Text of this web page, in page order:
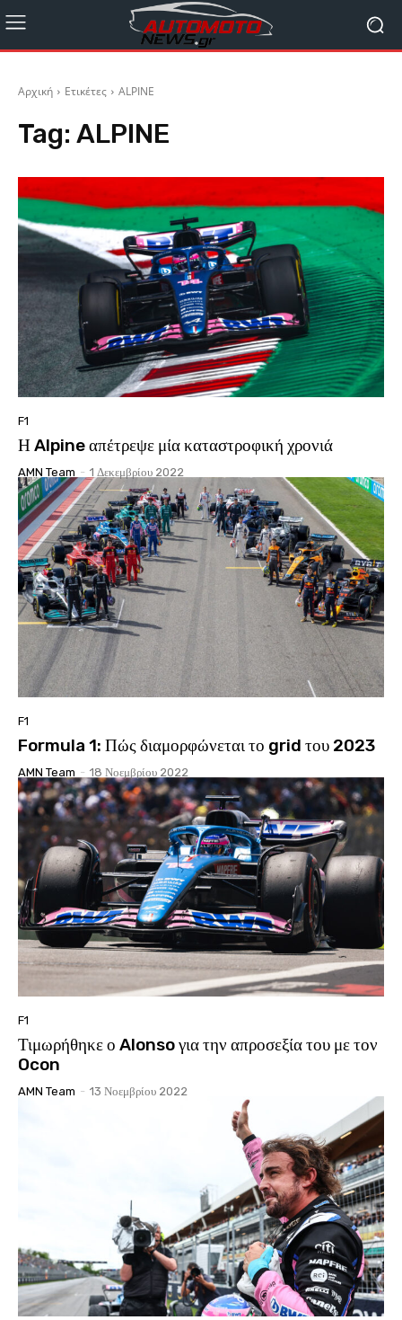
Αρχική Ετικέτες ALPINE
Tag: ALPINE
F1
Η Alpine απέτρεψε μία καταστροφική χρονιά
AMN Team - 1 Δεκεμβρίου 2022
F1
Formula 1: Πώς διαμορφώνεται το grid του 2023
AMN Team - 18 Νοεμβρίου 2022
F1
Τιμωρήθηκε ο Alonso για την απροσεξία του με τον
Ocon
AMN Team - 13 Νοεμβρίου 2022